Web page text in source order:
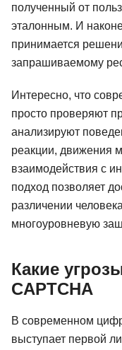
полученный от
эталонным. И
принимается
запрашиваемому
Интересно, что
просто проверяют
анализируют
реакции, движения
взаимодействия с
подход позволяет
различении
многоуровневую
Какие
CAPTCHA
В современном
выступает первой